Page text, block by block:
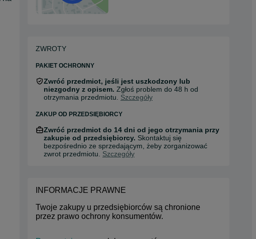
ZWROTY
PAKIET OCHRONNY
Zwróć przedmiot, jeśli jest uszkodzony lub
niezgodny z opisem. Zgłoś problem do 48 h od
otrzymania przedmiotu. Szczegóły
ZAKUP OD PRZEDSIĘBIORCY
Zwróć przedmiot do 14 dni od jego otrzymania przy
zakupie od przedsiębiorcy. Skontaktuj się
bezpośrednio ze sprzedającym, żeby zorganizować
zwrot przedmiotu. Szczegóły
INFORMACJE PRAWNE
Twoje zakupy u przedsiębiorców są chronione
przez prawo ochrony konsumentów.